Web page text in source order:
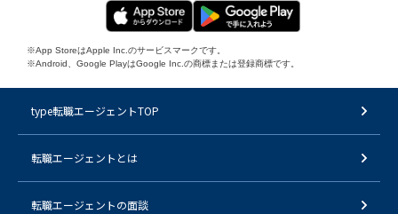
※App StoreはApple Inc.のサービスマークです。
※Android、Google PlayはGoogle Inc.の商標または登録商標です。
type転職エージェントTOP
転職エージェントとは
転職エージェントの面談